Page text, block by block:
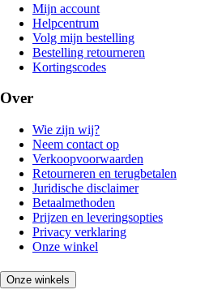
Mijn account
Helpcentrum
Volg mijn bestelling
Bestelling retourneren
Kortingscodes
Over
Wie zijn wij?
Neem contact op
Verkoopvoorwaarden
Retourneren en terugbetalen
Juridische disclaimer
Betaalmethoden
Prijzen en leveringsopties
Privacy verklaring
Onze winkel
Onze winkels